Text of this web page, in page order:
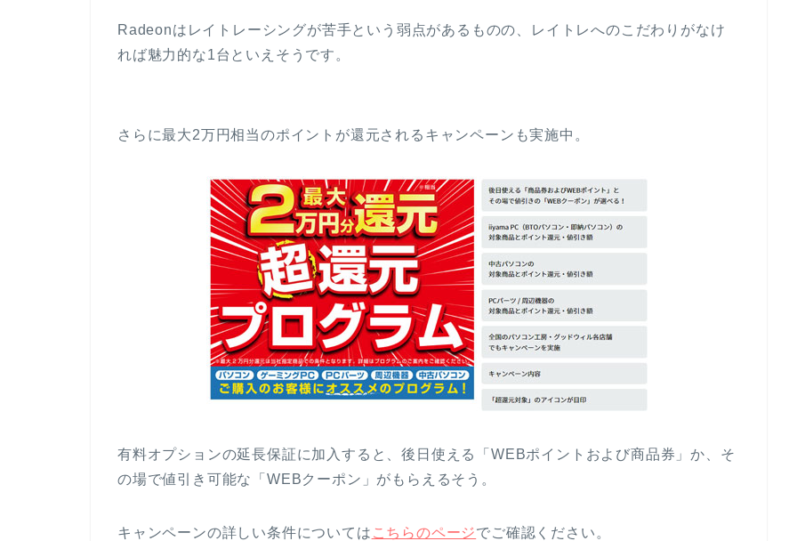
Radeonはレイトレーシングが苦手という弱点があるものの、レイトレへのこだわりがなけ
れば魅力的な1台といえそうです。
さらに最大2万円相当のポイントが還元されるキャンペーンも実施中。
有料オプションの延長保証に加入すると、後日使える「WEBポイントおよび商品券」か、そ
の場で値引き可能な「WEBクーポン」がもらえるそう。
キャンペーンの詳しい条件については こちらのページでご確認ください。